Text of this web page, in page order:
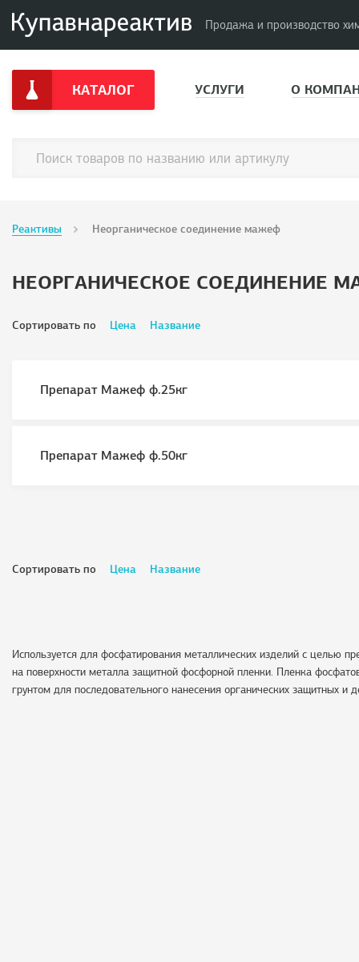
Продажа и производство
КАТАЛОГ УСЛУГИ О
Реактивы Неорганическое соединение мажеф
НЕОРГАНИЧЕСКОЕ СОЕДИНЕНИЕ
Сортировать по Цена Название
Препарат Мажеф ф.25кг
Препарат Мажеф ф.50кг
Сортировать по Цена Название
Используется для фосфатирования металлических изделий с целью
на поверхности металла защитной фосфорной пленки. Пленка
грунтом для последовательного нанесения органических защитных и